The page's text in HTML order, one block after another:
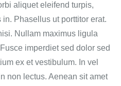
aliquet eleifend turpis,
Phasellus ut porttitor erat.
Nullam maximus ligula
imperdiet sed dolor sed
ex et vestibulum. In vel
non lectus. Aenean sit amet